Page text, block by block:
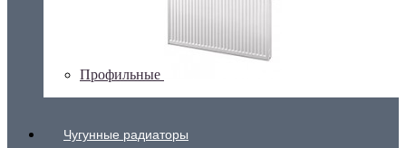
Профильные
Чугунные радиаторы